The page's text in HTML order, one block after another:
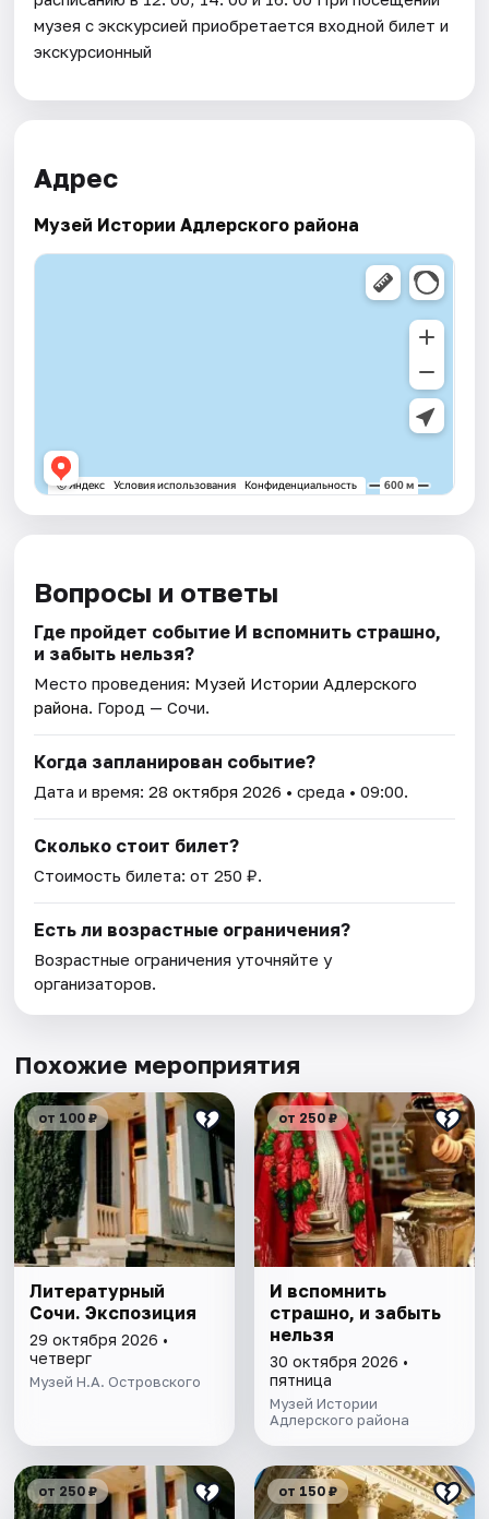
музея с экскурсией приобретается входной билет и
экскурсионный
Адрес
Музей Истории Адлерского района
Вопросы и ответы
Где пройдет событие И вспомнить страшно,
и забыть нельзя?
Место проведения: Музей Истории Адлерского
района. Город — Сочи.
Когда запланирован событие?
Дата и время:28 октября 2026 • среда • 09:00.
Сколько стоит билет?
Стоимость билета: от 250 ₽.
Есть ли возрастные ограничения?
Возрастные ограничения уточняйте у
организаторов.
Похожие мероприятия
от 100 ₽
Литературный
Сочи. Экспозиция
29 октября 2026 •
четверг
Музей Н.А. Островского
от 250 ₽
И вспомнить
страшно, и забыть
нельзя
30 октября 2026 •
пятница
Музей Истории
Адлерского района
от 250 ₽ от 150 ₽